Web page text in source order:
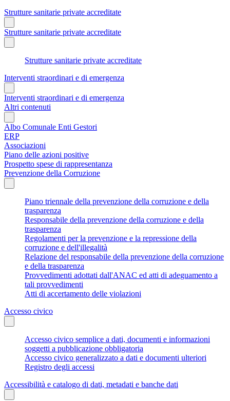
Strutture sanitarie private accreditate
Strutture sanitarie private accreditate
Strutture sanitarie private accreditate
Interventi straordinari e di emergenza
Interventi straordinari e di emergenza
Altri contenuti
Albo Comunale Enti Gestori
ERP
Associazioni
Piano delle azioni positive
Prospetto spese di rappresentanza
Prevenzione della Corruzione
Piano triennale della prevenzione della corruzione e della
trasparenza
Responsabile della prevenzione della corruzione e della
trasparenza
Regolamenti per la prevenzione e la repressione della
corruzione e dell'illegalità
Relazione del responsabile della prevenzione della corruzione
e della trasparenza
Provvedimenti adottati dall'ANAC ed atti di adeguamento a
tali provvedimenti
Atti di accertamento delle violazioni
Accesso civico
Accesso civico semplice a dati, documenti e informazioni
soggetti a pubblicazione obbligatoria
Accesso civico generalizzato a dati e documenti ulteriori
Registro degli accessi
Accessibilità e catalogo di dati, metadati e banche dati